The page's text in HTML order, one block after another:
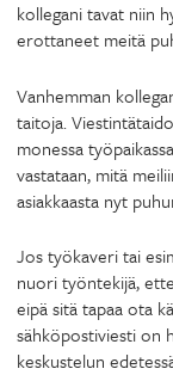
kollegani tavat niin
erottaneet meitä
Vanhemman
taitoja.
monessa
vastataan, mitä
asiakkaasta nyt
Jos työkaveri tai
nuori työntekijä,
eipä sitä tapaa ota
sähköpostiviesti on
keskustelun